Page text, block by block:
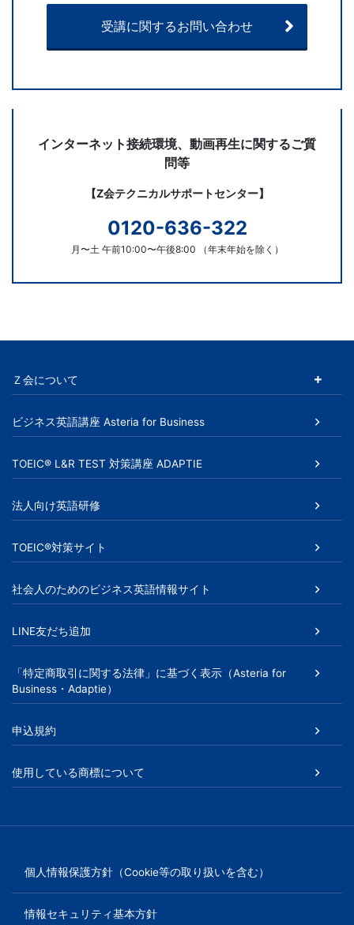
受講に関するお問い合わせ
インターネット接続環境、動画再生に関するご質
問等
【Z会テクニカルサポートセンター】
0120-636-322
月〜土 午前10:00〜午後8:00 （年末年始を除く）
Ｚ会について
ビジネス英語講座 Asteria for Business
TOEIC® L&R TEST 対策講座 ADAPTIE
法人向け英語研修
TOEIC®対策サイト
社会人のためのビジネス英語情報サイト
LINE友だち追加
「特定商取引に関する法律」に基づく表示（Asteria for
Business・Adaptie）
申込規約
使用している商標について
個人情報保護方針（Cookie等の取り扱いを含む）
情報セキュリティ基本方針